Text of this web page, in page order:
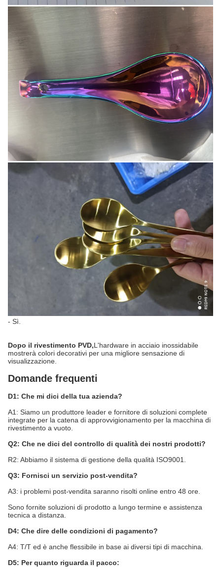
- Sì.
Dopo il rivestimento PVD,L'hardware in acciaio inossidabile
mostrerà colori decorativi per una migliore sensazione di
visualizzazione.
Domande frequenti
D1: Che mi dici della tua azienda?
A1: Siamo un produttore leader e fornitore di soluzioni complete
integrate per la catena di approvvigionamento per la macchina di
rivestimento a vuoto.
Q2: Che ne dici del controllo di qualità dei nostri prodotti?
R2: Abbiamo il sistema di gestione della qualità ISO9001.
Q3: Fornisci un servizio post-vendita?
A3: i problemi post-vendita saranno risolti online entro 48 ore.
Sono fornite soluzioni di prodotto a lungo termine e assistenza
tecnica a distanza.
D4: Che dire delle condizioni di pagamento?
A4: T/T ed è anche flessibile in base ai diversi tipi di macchina.
D5: Per quanto riguarda il pacco: